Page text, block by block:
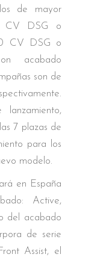
de mayor
CV DSG o
CV DSG o
acabado
son de
7 plazas de
para los
modelo.
en España
Active,
del acabado
de serie
Assist, el